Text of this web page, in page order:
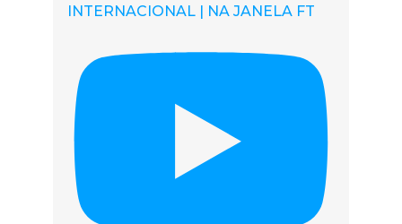
INTERNACIONAL | NA JANELA FT